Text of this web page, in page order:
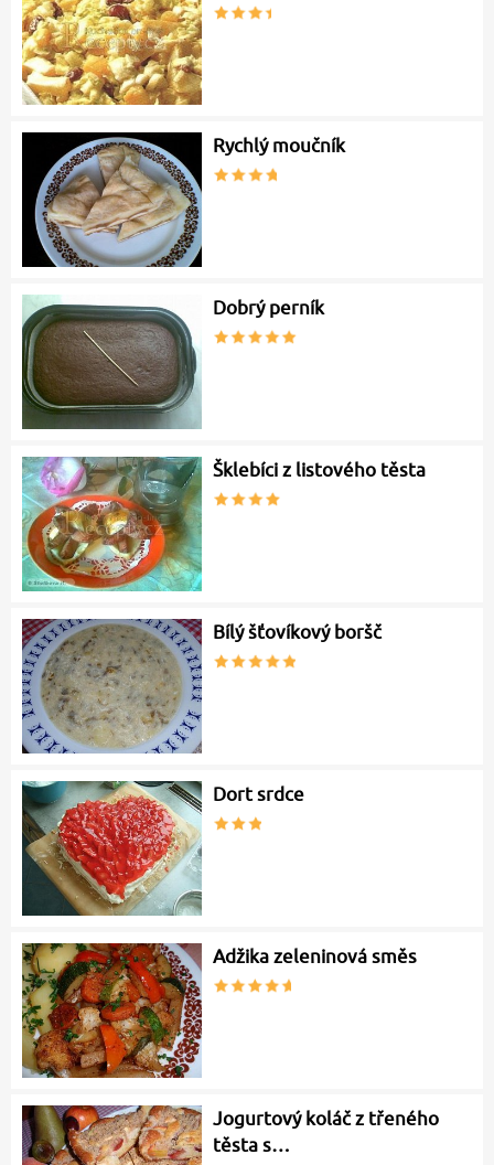
Rychlý moučník
Dobrý perník
Šklebíci z listového těsta
Bílý šťovíkový boršč
Dort srdce
Adžika zeleninová směs
Jogurtový koláč z třeného
těsta s…